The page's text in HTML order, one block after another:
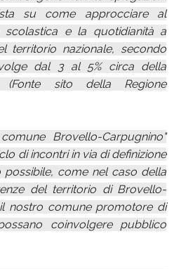
su come approcciare al
scolastica e la quotidianità a
territorio nazionale, secondo
dal 3 al 5% circa della
(Fonte sito della Regione
Brovello-Carpugnino"
di incontri in via di definizione
come nel caso della
del territorio di Brovello-
nostro comune promotore di
coinvolgere pubblico